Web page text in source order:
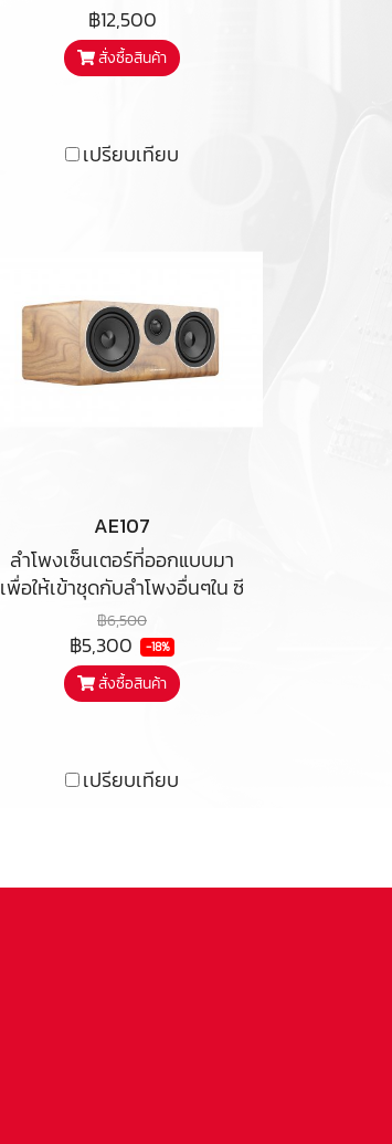
รี่ย์100 ของAE ตัวไดร์เวอร์วาง
เรียงกันในแบบลำโพงเซ็นเตอร์
มาตรฐาน เพื่อการกระจายเสียง
หนักแน่นเกินตัวเป็นอย่างยิ่ง
฿12,500
สั่งซื้อสินค้า
เปรียบเทียบ
AE107
ลำโพงเซ็นเตอร์ที่ออกแบบมา
เพื่อให้เข้าชุดกับลำโพงอื่นๆใน ซี
รี่ย์100 ของAE ตัวไดร์เวอร์วาง
เรียงกันในแบบลำโพงเซ็นเตอร์
มาตรฐาน เพื่อการกระจายเสียง
พูด เสียงกลาง ที่สมจรง ตรง
฿6,500
฿5,300 -18%
สั่งซื้อสินค้า
เปรียบเทียบ